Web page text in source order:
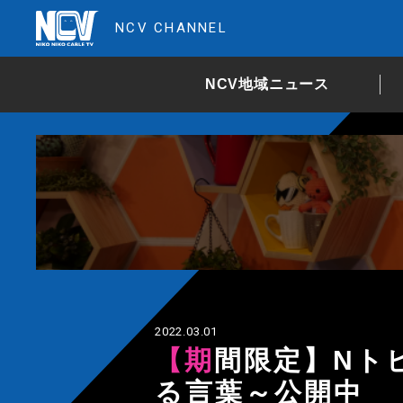
NCV CHANNEL
NCV地域ニュース
2022.03.01
【期間限定】Nトピ+プラス 特別企画 ～贈
る言葉～公開中